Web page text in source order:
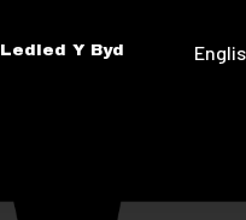
Ledled Y Byd